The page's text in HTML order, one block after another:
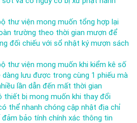
thư viện mong muốn tổng hợp lại
trường theo thời gian mượn để
đối chiếu với sổ nhật ký mượn sách
thư viện mong muốn khi kiểm kê số
lưu được trong cùng 1 phiếu mà
lần dẫn đến mất thời gian
thiết bị mong muốn khi thay đổi
thể nhanh chóng cập nhật địa chỉ
bảo tính chính xác thông tin